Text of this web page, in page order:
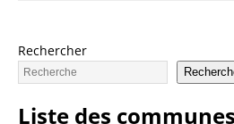
Rechercher
Liste des communes